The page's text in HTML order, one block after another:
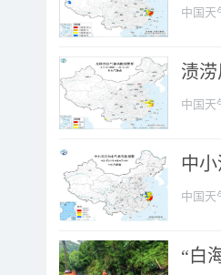
中国天
渍
中国天
中
中国天
“白